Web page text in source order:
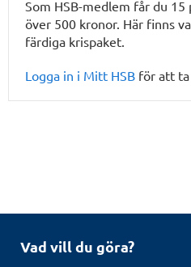
Som HSB-medlem får du
över 500 kronor. Här finns
färdiga krispaket.
Logga in i Mitt HSB för att
Vad vill du göra?